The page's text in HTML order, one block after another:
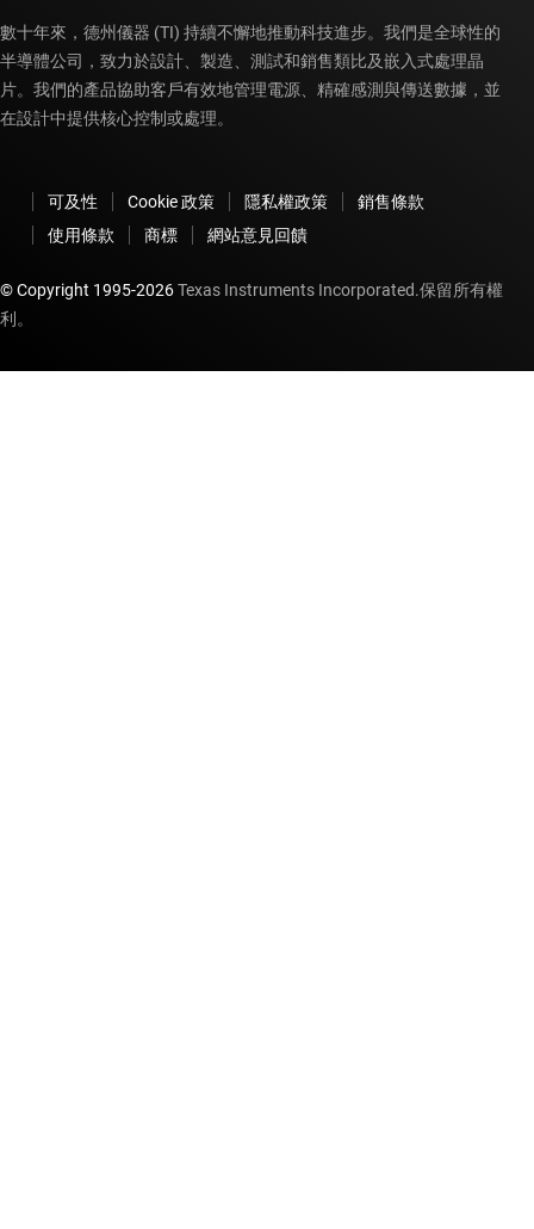
數十年來，德州儀器 (TI) 持續不懈地推動科技進步。我們是全球性的
半導體公司，致力於設計、製造、測試和銷售類比及嵌入式處理晶
片。我們的產品協助客戶有效地管理電源、精確感測與傳送數據，並
在設計中提供核心控制或處理。
可及性 Cookie 政策 隱私權政策
銷售條款
使用條款
商標 網站意見回饋
© Copyright 1995-2026Texas Instruments Incorporated.保留所有權
利。